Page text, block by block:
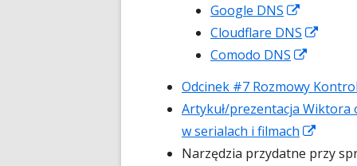
oknie
otwiera
się
w
oknie
Google DNS
otwiera
się
nowym
oknie
Cloudflare DNS
w
Comodo DNS
się
w
Odcinek #7 Rozmowy
Artykuł/prezentacja Wiktora
w serialach i filmach
Narzędzia przydatne przy